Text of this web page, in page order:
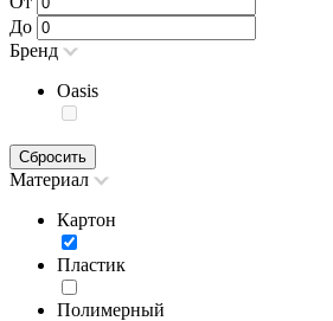
До
Бренд
Oasis
Сбросить
Материал
Картон
Пластик
Полимерный